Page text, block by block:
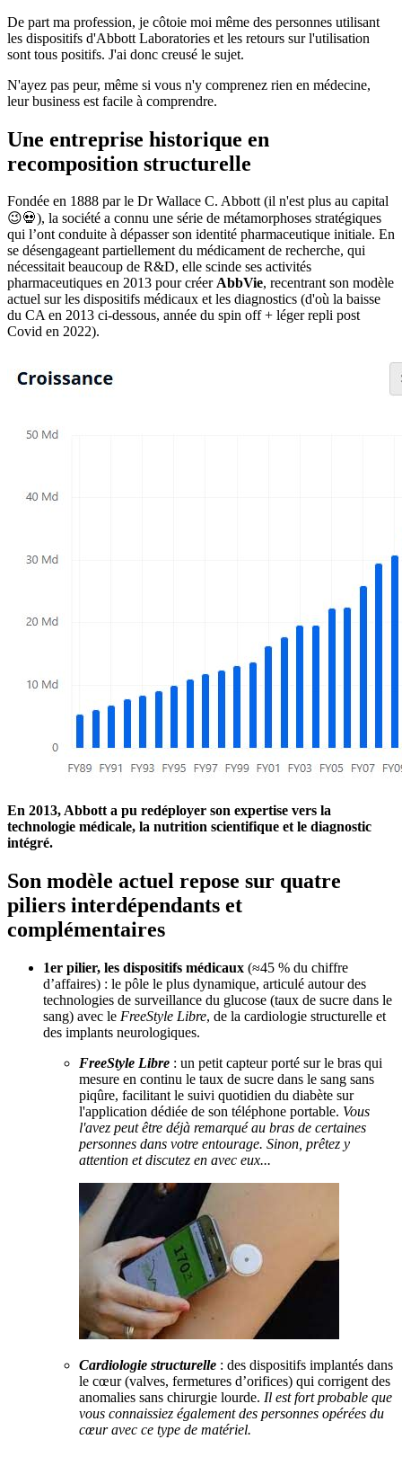
De part ma profession, je côtoie moi même des personnes utilisant
les dispositifs d'Abbott Laboratories et les retours sur l'utilisation
sont tous positifs. J'ai donc creusé le sujet.
N'ayez pas peur, même si vous n'y comprenez rien en médecine,
leur business est facile à comprendre.
Une entreprise historique en
recomposition structurelle
Fondée en 1888 par le Dr Wallace C. Abbott (il n'est plus au capital
😉💀), la société a connu une série de métamorphoses stratégiques
qui l’ont conduite à dépasser son identité pharmaceutique initiale. En
se désengageant partiellement du médicament de recherche, qui
nécessitait beaucoup de R&D, elle scinde ses activités
pharmaceutiques en 2013 pour créerAbbVie, recentrant son modèle
actuel sur les dispositifs médicaux et les diagnostics (d'où la baisse
du CA en 2013 ci-dessous, année du spin off + léger repli post
Covid en 2022).
En 2013, Abbott a pu redéployer son expertise vers la
technologie médicale, la nutrition scientifique et le diagnostic
intégré.
Son modèle actuel repose sur quatre
piliers interdépendants et
complémentaires
1er pilier, les dispositifs médicaux (≈45 % du chiffre
d’affaires) : le pôle le plus dynamique, articulé autour des
technologies de surveillance du glucose (taux de sucre dans le
sang) avec le FreeStyle Libre, de la cardiologie structurelle et
des implants neurologiques.
FreeStyle Libre : un petit capteur porté sur le bras qui
mesure en continu le taux de sucre dans le sang sans
piqûre, facilitant le suivi quotidien du diabète sur
l'application dédiée de son téléphone portable. Vous
l'avez peut être déjà remarqué au bras de certaines
personnes dans votre entourage. Sinon, prêtez y
attention et discutez en avec eux...
Cardiologie structurelle : des dispositifs implantés dans
le cœur (valves, fermetures d’orifices) qui corrigent des
anomalies sans chirurgie lourde. Il est fort probable que
vous connaissiez également des personnes opérées du
cœur avec ce type de matériel.